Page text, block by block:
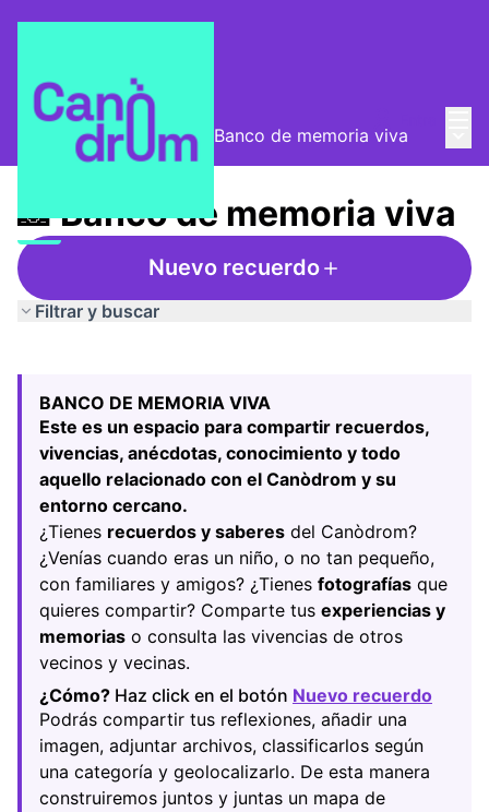
Mesa de Memorias/ 📸 Banco de memoria viva
📸 Banco de memoria viva
Nuevo recuerdo
Filtrar y buscar
−
BANCO DE MEMORIA VIVA
Este es un espacio para compartir recuerdos,
vivencias, anécdotas, conocimiento y todo
aquello relacionado con el Canòdrom y su
entorno cercano.
¿Tienes recuerdos y saberes del Canòdrom?
¿Venías cuando eras un niño, o no tan pequeño,
con familiares y amigos? ¿Tienes fotografías que
quieres compartir? Comparte tus experiencias y
memorias o consulta las vivencias de otros
vecinos y vecinas.
¿Cómo? Haz click en el botón Nuevo recuerdo
Podrás compartir tus reflexiones, añadir una
imagen, adjuntar archivos, classificarlos según
una categoría y geolocalizarlo. De esta manera
construiremos juntos y juntas un mapa de